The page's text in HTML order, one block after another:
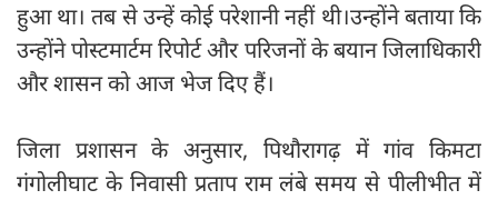
हुआ था। तब से उन्हें कोई परेशानी नहीं थी।उन्होंने बताया कि
उन्होंने पोस्टमार्टम रिपोर्ट और परिजनों के बयान जिलाधिकारी
और शासन को आज भेज दिए हैं।
जिला प्रशासन के अनुसार, पिथौरागढ़ में गांव किमटा
गंगोलीघाट के निवासी प्रताप राम लंबे समय से पीलीभीत में